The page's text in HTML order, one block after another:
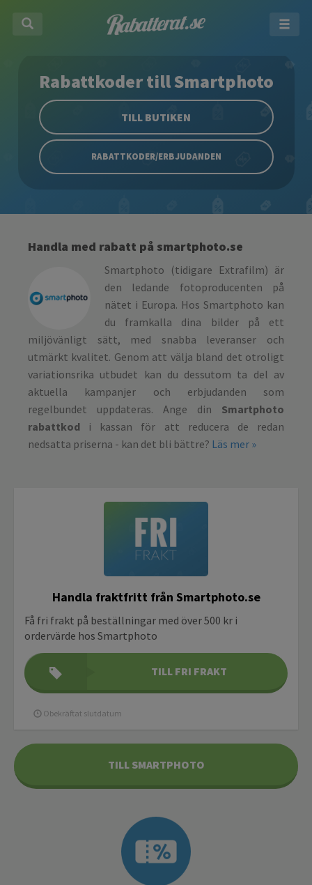
Rabattkoder till Smartphoto
TILL BUTIKEN
RABATTKODER/ERBJUDANDEN
Handla med rabatt på smartphoto.se
Smartphoto (tidigare Extrafilm) är
den ledande fotoproducenten på
nätet i Europa. Hos Smartphoto kan
du framkalla dina bilder på ett
miljövänligt sätt, med snabba leveranser och
utmärkt kvalitet. Genom att välja bland det otroligt
variationsrika utbudet kan du dessutom ta del av
aktuella kampanjer och erbjudanden som
regelbundet uppdateras. Ange din Smartphoto
rabattkod i kassan för att reducera de redan
nedsatta priserna - kan det bli bättre? Läs mer »
Handla fraktfritt från Smartphoto.se
Få fri frakt på beställningar med över 500 kr i
ordervärde hos Smartphoto
TILL FRI FRAKT
Obekräftat slutdatum
TILL SMARTPHOTO